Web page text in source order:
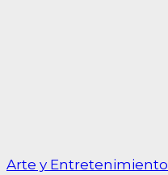
Arte y Entretenimiento